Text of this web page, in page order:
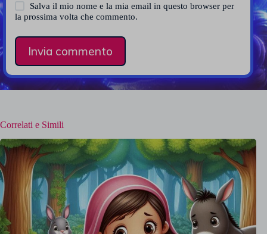
Salva il mio nome e la mia email in questo browser per
la prossima volta che commento.
Invia commento
Correlati e Simili